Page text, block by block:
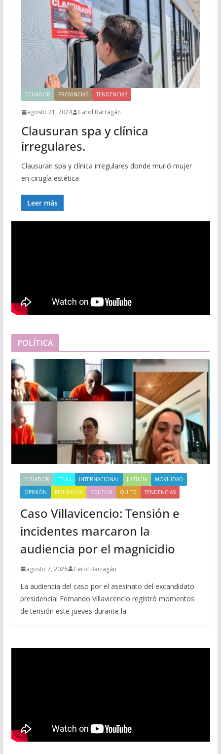
ECUADOR PROVINCIAS TENDENCIAS
agosto 21, 2024 Carol Barragán
Clausuran spa y clínica
irregulares.
Clausuran spa y clínica irregulares donde murió mujer
en cirugía estética
Leer más
POLÍTICA
ECUADOR EEUU INTERNACIONAL JUSTICIA
MOVILIDAD
OPINIÓN
PICHINCHA POLITICA QUITO TENDENCIAS
Caso Villavicencio: Tensión e
incidentes marcaron la
audiencia por el magnicidio
agosto 7, 2026 Carol Barragán
La audiencia del caso por el asesinato del excandidato
presidencial Fernando Villavicencio registró momentos
de tensión este jueves durante la